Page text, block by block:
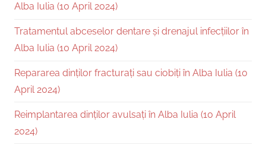
Alba Iulia (10 April 2024)
Tratamentul abceselor dentare și drenajul infecțiilor în
Alba Iulia (10 April 2024)
Repararea dinților fracturați sau ciobiți în Alba Iulia (10
April 2024)
Reimplantarea dinților avulsați în Alba Iulia (10 April
2024)